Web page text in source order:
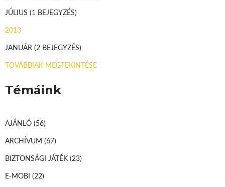
JÚLIUS (1 BEJEGYZÉS)
2013
JANUÁR (2 BEJEGYZÉS)
TOVÁBBIAK MEGTEKINTÉSE
Témáink
AJÁNLÓ (56)
ARCHÍVUM (67)
BIZTONSÁGI JÁTÉK (23)
E-MOBI (22)